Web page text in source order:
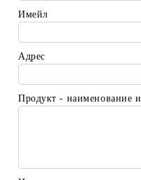
Имейл
Адрес
Продукт - наименование